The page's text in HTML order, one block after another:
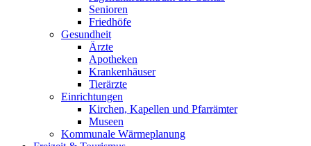
Senioren
Friedhöfe
Gesundheit
Ärzte
Apotheken
Krankenhäuser
Tierärzte
Einrichtungen
Kirchen, Kapellen und Pfarrämter
Museen
Kommunale Wärmeplanung